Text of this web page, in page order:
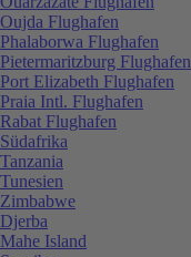
Oujda Flughafen
Phalaborwa Flughafen
Pietermaritzburg Flughafen
Port Elizabeth Flughafen
Praia Intl. Flughafen
Rabat Flughafen
Südafrika
Tanzania
Tunesien
Zimbabwe
Djerba
Mahe Island